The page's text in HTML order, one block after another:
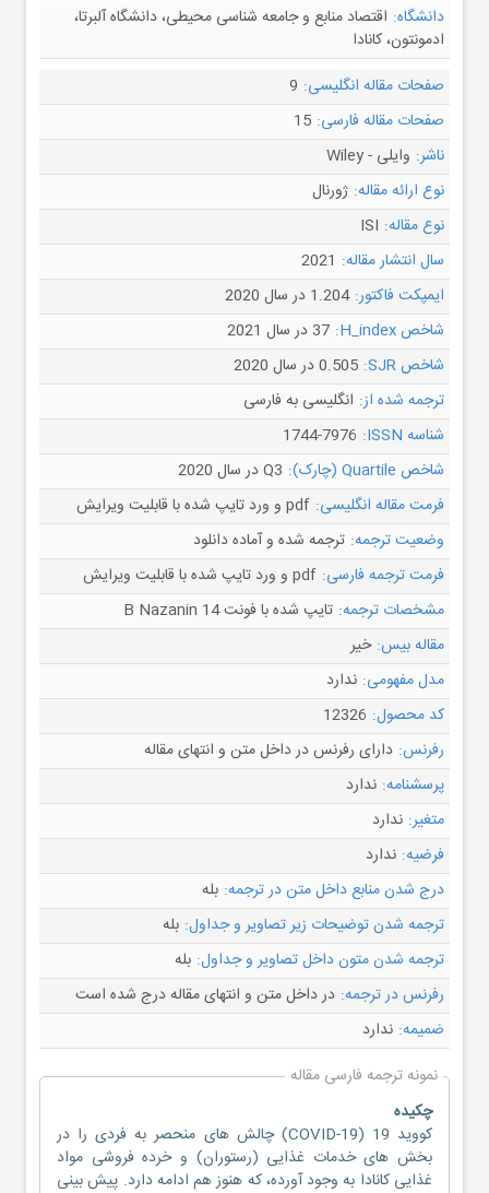
دانشگاه: اقتصاد منابع و جامعه شناسی محیطی، دانشگاه آلبرتا،
ادمونتون، کانادا
صفحات مقاله انگلیسی: 9
صفحات مقاله فارسی: 15
ناشر: وایلی - Wiley
نوع ارائه مقاله: ژورنال
نوع مقاله: ISI
سال انتشار مقاله: 2021
ایمپکت فاکتور: 1.204 در سال 2020
شاخص H_index:
37 در سال 2021
شاخص SJR:
0.505 در سال 2020
ترجمه شده از: انگلیسی به فارسی
شناسه ISSN:
1744-7976
شاخص Quartile (چارک):
Q3 در سال 2020
فرمت مقاله انگلیسی: pdf و ورد تایپ شده با قابلیت ویرایش
وضعیت ترجمه: ترجمه شده و آماده دانلود
فرمت ترجمه فارسی: pdf و ورد تایپ شده با قابلیت ویرایش
مشخصات ترجمه: تایپ شده با فونت B Nazanin 14
مقاله بیس: خیر
مدل مفهومی: ندارد
کد محصول: 12326
رفرنس: دارای رفرنس در داخل متن و انتهای مقاله
پرسشنامه: ندارد
متغیر: ندارد
فرضیه: ندارد
درج شدن منابع داخل متن در ترجمه: بله
ترجمه شدن توضیحات زیر تصاویر و جداول: بله
ترجمه شدن متون داخل تصاویر و جداول: بله
رفرنس در ترجمه: در داخل متن و انتهای مقاله درج شده است
ضمیمه: ندارد
نمونه ترجمه فارسی مقاله
چکیده
کووید 19 (COVID-19) چالش های منحصر به فردی را در
بخش های خدمات غذایی (رستوران) و خرده فروشی مواد
غذایی کانادا به وجود آورده، که هنوز هم ادامه دارد. پیش بینی